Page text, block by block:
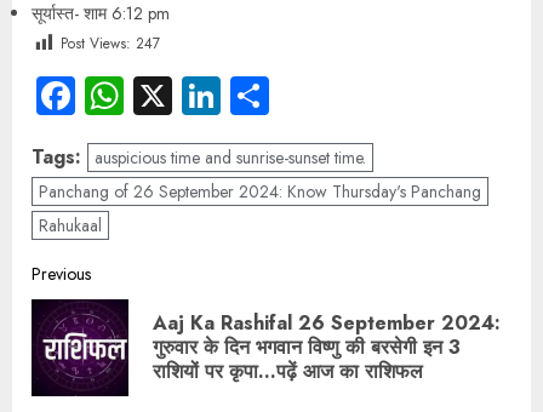
सूर्यास्त- शाम 6:12 pm
Post Views: 247
Facebook
WhatsApp
X LinkedIn
Tags:
auspicious time and sunrise-sunset time.
Panchang of 26 September 2024: Know Thursday's Panchang
Rahukaal
Previous
Aaj Ka Rashifal 26 September 2024:
गुरुवार के दिन भगवान विष्णु की बरसेगी इन 3
राशियों पर कृपा…पढ़ें आज का राशिफल